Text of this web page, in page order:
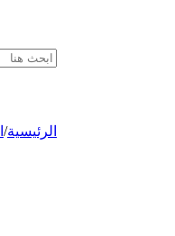
الرئيسية/